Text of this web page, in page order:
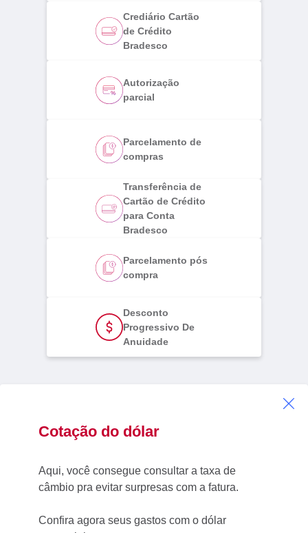
Crediário Cartão
de Crédito
Bradesco
Autorização
parcial
Parcelamento de
compras
Transferência de
Cartão de Crédito
para Conta
Bradesco
Parcelamento pós
compra
Desconto
Progressivo De
Anuidade
Cotação do dólar
Aqui, você consegue consultar a taxa de
câmbio pra evitar surpresas com a fatura.
Confira agora seus gastos com o dólar